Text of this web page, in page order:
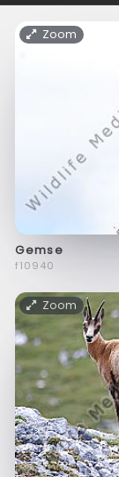
Zoom
Gemse
f10940
Zoom